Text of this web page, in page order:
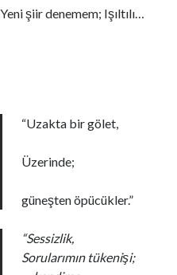
Yeni şiir denemem; Işıltılı…
“Uzakta bir gölet,
Üzerinde;
güneşten öpücükler.”
“Sessizlik,
Sorularımın tükenişi;